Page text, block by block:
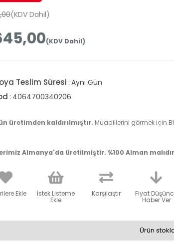
(KDV Dahil)
(KDV Dahil)
Teslim Süresi : Aynı Gün
: 4064700340206
üretimden kaldırılmıştır. Muadillerini görmek için
Almanya'da üretilmiştir. %100 Alman
Ekle İstek Listeme
Ekle
Karşılaştır Fiyat
Haber Ver
Ürün